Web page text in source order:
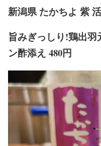
新潟県 たかちよ 紫
旨みぎっしり!鶏出
ン酢添え 480円